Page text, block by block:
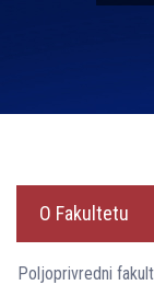
O Fakultetu
Poljoprivredni